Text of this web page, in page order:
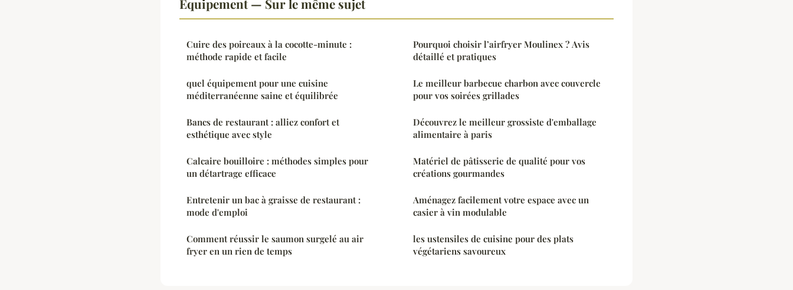
Equipement — Sur le même sujet
Cuire des poireaux à la cocotte-minute :
méthode rapide et facile
quel équipement pour une cuisine
méditerranéenne saine et équilibrée
Bancs de restaurant : alliez confort et
esthétique avec style
Calcaire bouilloire : méthodes simples pour
un détartrage efficace
Entretenir un bac à graisse de restaurant :
mode d'emploi
Comment réussir le saumon surgelé au air
fryer en un rien de temps
Pourquoi choisir l’airfryer Moulinex ? Avis
détaillé et pratiques
Le meilleur barbecue charbon avec couvercle
pour vos soirées grillades
Découvrez le meilleur grossiste d'emballage
alimentaire à paris
Matériel de pâtisserie de qualité pour vos
créations gourmandes
Aménagez facilement votre espace avec un
casier à vin modulable
les ustensiles de cuisine pour des plats
végétariens savoureux